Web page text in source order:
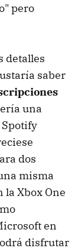
pero
detalles
saber
una
dos
misma
la Xbox One
en
disfrutar